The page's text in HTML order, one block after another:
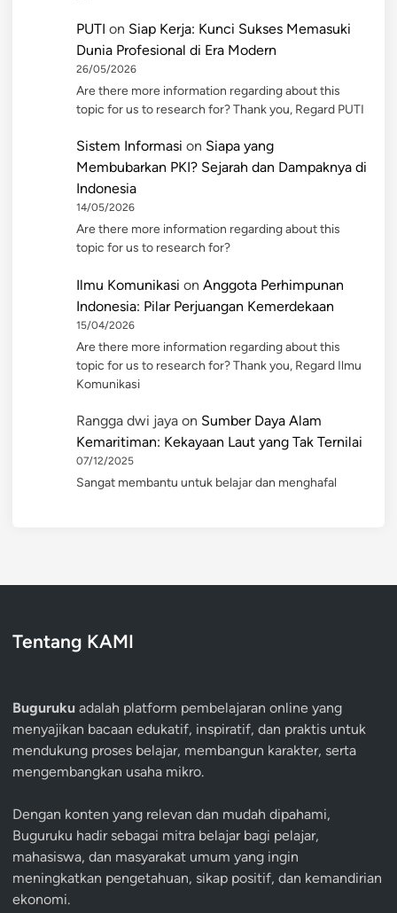
PUTI on Siap Kerja: Kunci Sukses Memasuki
Dunia Profesional di Era Modern
26/05/2026
Are there more information regarding about this
topic for us to research for? Thank you, Regard PUTI
Sistem Informasi on Siapa yang
Membubarkan PKI? Sejarah dan Dampaknya di
Indonesia
14/05/2026
Are there more information regarding about this
topic for us to research for?
Ilmu Komunikasi on Anggota Perhimpunan
Indonesia: Pilar Perjuangan Kemerdekaan
15/04/2026
Are there more information regarding about this
topic for us to research for? Thank you, Regard Ilmu
Komunikasi
Rangga dwi jaya on Sumber Daya Alam
Kemaritiman: Kekayaan Laut yang Tak Ternilai
07/12/2025
Sangat membantu untuk belajar dan menghafal
Tentang KAMI
Buguruku adalah platform pembelajaran online yang
menyajikan bacaan edukatif, inspiratif, dan praktis untuk
mendukung proses belajar, membangun karakter, serta
mengembangkan usaha mikro.
Dengan konten yang relevan dan mudah dipahami,
Buguruku hadir sebagai mitra belajar bagi pelajar,
mahasiswa, dan masyarakat umum yang ingin
meningkatkan pengetahuan, sikap positif, dan kemandirian
ekonomi.